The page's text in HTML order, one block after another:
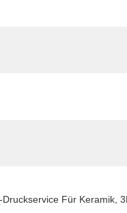
Druckservice Für Keramik